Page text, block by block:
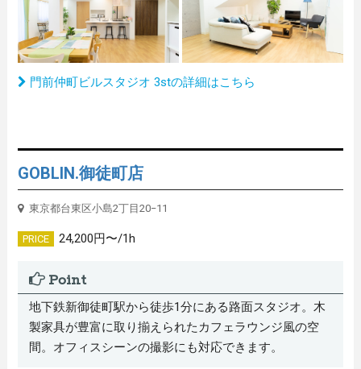
門前仲町ビルスタジオ 3stの詳細はこちら
GOBLIN.御徒町店
東京都台東区小島2丁目20−11
PRICE 24,200円〜/1h
Point
地下鉄新御徒町駅から徒歩1分にある路面スタジオ。木
製家具が豊富に取り揃えられたカフェラウンジ風の空
間。オフィスシーンの撮影にも対応できます。